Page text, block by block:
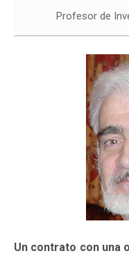
Profesor de
Un contrato con una